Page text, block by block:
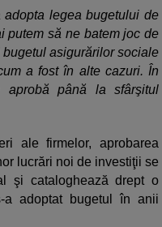
legea bugetului de
putem să ne batem joc de
asigurărilor sociale
a fost în alte cazuri. În
aprobă până la sfârşitul
ale firmelor, aprobarea
lucrări noi de investiţii se
şi cataloghează drept o
adoptat bugetul în anii